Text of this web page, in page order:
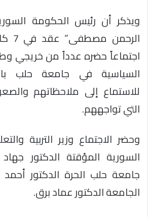
ويذكر أن رئيس الحكومة
اجتماعاً حضره عدداً من خريجي
السياسية في جامعة حلب
للاستماع إلى ملاحظاتهم
التي تواجههم.
وحضر الاجتماع وزير التربية
السورية المؤقتة الدكتور
جامعة حلب الحرة الدكتور أحمد
الجامعة الدكتور عماد برق.